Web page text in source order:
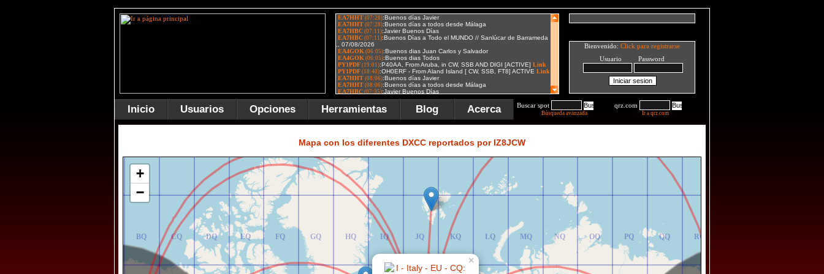
Bienvenido: Click para registrarse
Usuario Password
Inicio Usuarios Opciones Herramientas Blog Acerca Buscar spot
Búsqueda avanzada
qrz.com
Ir a qrz.com
Mapa con los diferentes DXCC reportados por IZ8JCW
BQ
BR
CQ
CR
DQ
DR
EQ
ER
FQ
FR
GQ
GR
HQ
HR
IQ
IR
JQ
JR
KQ
KR
LQ
LR
MQ
MR
NQ
NR
OQ
OR
PQ
PR
QQ
QR
RQ
RR
×
+
−